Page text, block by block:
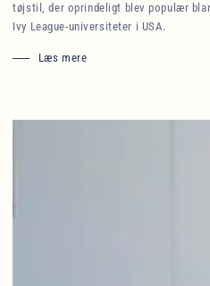
tøjstil, der oprindeligt blev populær
Ivy League-universiteter i USA.
Læs mere